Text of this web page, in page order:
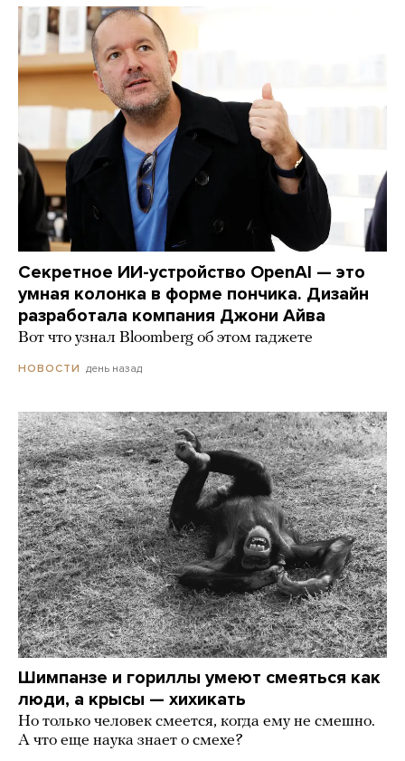
Секретное ИИ-устройство OpenAI — это
умная колонка в форме пончика. Дизайн
разработала компания Джони Айва
Вот что узнал Bloomberg об этом гаджете
НОВОСТИ день назад
Шимпанзе и гориллы умеют смеяться как
люди, а крысы — хихикать
Но только человек смеется, когда ему не смешно.
А что еще наука знает о смехе?